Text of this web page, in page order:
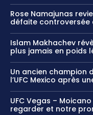
Rose Namajunas
défaite controversée
Islam Makhachev
plus jamais en poids
Un ancien champion
l’UFC Mexico après
UFC Vegas –
regarder et notre